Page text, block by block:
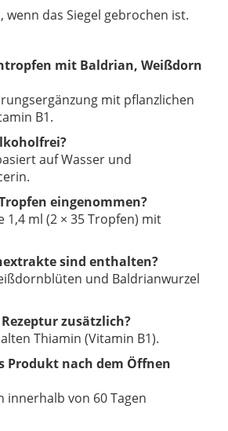
wenn das Siegel gebrochen ist.
mit Baldrian, Weißdorn
mit pflanzlichen
B1.
auf Wasser und
eingenommen?
1,4 ml (2 × 35 Tropfen) mit
sind enthalten?
und Baldrianwurzel
zusätzlich?
Thiamin (Vitamin B1).
Produkt nach dem Öffnen
innerhalb von 60 Tagen